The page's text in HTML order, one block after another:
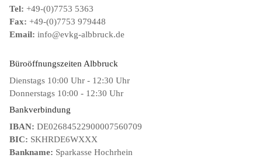
Tel: +49-(0)7753 5363
Fax: +49-(0)7753 979448
Email: info@evkg-albbruck.de
Büroöffnungszeiten Albbruck
Dienstags 10:00 Uhr - 12:30 Uhr
Donnerstags 10:00 - 12:30 Uhr
Bankverbindung
IBAN: DE02684522900007560709
BIC: SKHRDE6WXXX
Bankname: Sparkasse Hochrhein